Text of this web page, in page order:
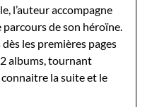
l’auteur accompagne
de son héroïne.
les premières pages
albums, tournant
connaitre la suite et le